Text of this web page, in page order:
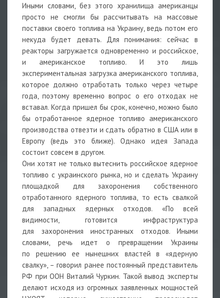
Иными словами, без этого хранилища американцы
просто не смогли бы рассчитывать на массовые
поставки своего топлива на Украину, ведь потом его
некуда будет девать. Для понимания: сейчас в
реакторы загружается одновременно и российское,
и американское топливо. И это лишь
экспериментальная загрузка американского топлива,
которое должно отработать только через четыре
года, поэтому временно вопрос о его отходах не
вставал. Когда пришел бы срок, конечно, можно было
бы отработанное ядерное топливо американского
производства отвезти и сдать обратно в США или в
Европу (ведь это ближе). Однако идея Запада
состоит совсем в другом.
Они хотят не только вытеснить российское ядерное
топливо с украинского рынка, но и сделать Украину
площадкой для захоронения собственного
отработанного ядерного топлива, то есть свалкой
для западных ядерных отходов. «По всей
видимости, готовится инфраструктура
для захоронения иностранных отходов. Иными
словами, речь идет о превращении Украины
по решению ее нынешних властей в «ядерную
свалку», – говорил ранее постоянный представитель
РФ при ООН Виталий Чуркин. Такой вывод эксперты
делают исходя из огромных заявленных мощностей